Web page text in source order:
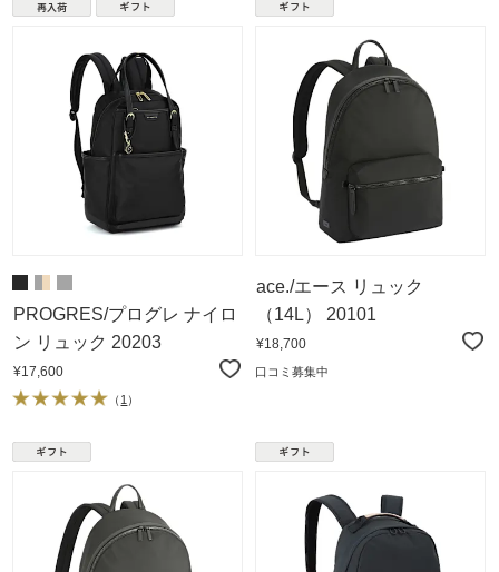
PROGRES/プログレ ナイロ
ン リュック 20203
¥17,600
（ 1 ）
ace./エース リュック
（14L） 20101
¥18,700
口コミ募集中